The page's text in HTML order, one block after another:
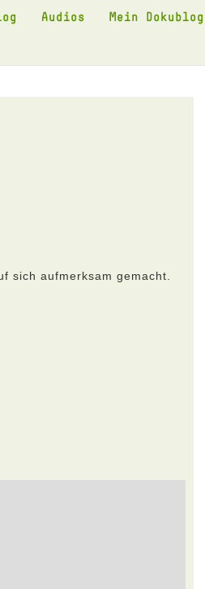
Audios Mein Dokublog
sich aufmerksam gemacht.